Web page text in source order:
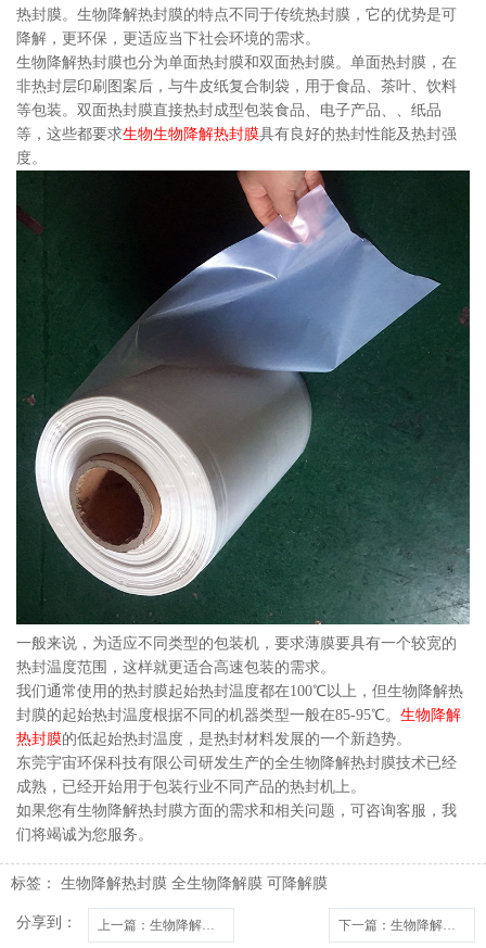
热封膜。生物降解热封膜的特点不同于传统热封膜，它的优势是可
降解，更环保，更适应当下社会环境的需求。
生物降解热封膜也分为单面热封膜和双面热封膜。单面热封膜，在
非热封层印刷图案后，与牛皮纸复合制袋，用于食品、茶叶、饮料
等包装。双面热封膜直接热封成型包装食品、电子产品、、纸品
等，这些都要求生物生物降解热封膜具有良好的热封性能及热封强
度。
一般来说，为适应不同类型的包装机，要求薄膜要具有一个较宽的
热封温度范围，这样就更适合高速包装的需求。
我们通常使用的热封膜起始热封温度都在100℃以上，但生物降解热
封膜的起始热封温度根据不同的机器类型一般在85-95℃。 生物降解
热封膜的低起始热封温度，是热封材料发展的一个新趋势。
东莞宇宙环保科技有限公司研发生产的全生物降解热封膜技术已经
成熟，已经开始用于包装行业不同产品的热封机上。
如果您有生物降解热封膜方面的需求和相关问题，可咨询客服，我
们将竭诚为您服务。
标签： 生物降解热封膜 全生物降解膜 可降解膜
分享到： 上一篇 ：生物降解膜能达到环保要求和指标吗？ 下一篇 ：生物降解热封膜有哪些性能要求?